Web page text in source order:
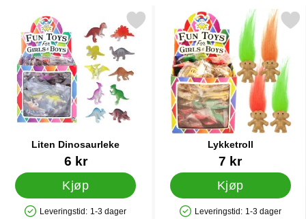
Liten Dinosaurleke
Varenummer 32753
6 kr
Kjøp
Leveringstid: 1-3 dager
Merk liten Dinosaurleke som favoritt
Lykketroll
Varenummer 12965
7 kr
Kjøp
Leveringstid: 1-3 dager
Merk lykketroll